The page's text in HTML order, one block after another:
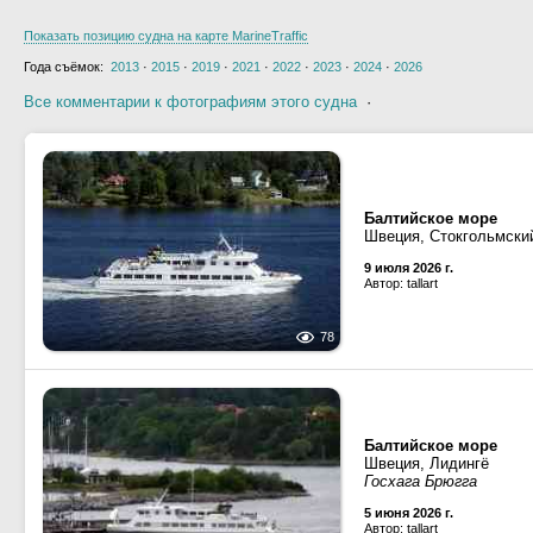
Показать позицию судна на карте MarineTraffic
Года съёмок: 2013 · 2015 · 2019 · 2021 · 2022 · 2023 · 2024 · 2026
Все комментарии к фотографиям этого судна·
78
Балтийское море
Швеция,
9 июля 2026 г.
Автор: tallart
Балтийское море
Швеция, Лидингё
Госхага Брюгга
5 июня 2026 г.
Автор: tallart